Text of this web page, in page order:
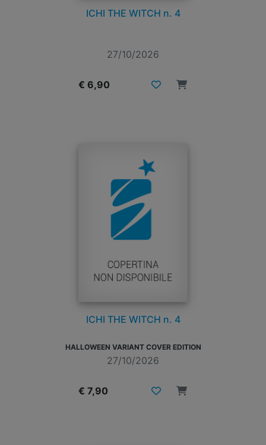
ICHI THE WITCH n. 4
27/10/2026
€ 6,90
ICHI THE WITCH n. 4
HALLOWEEN VARIANT COVER EDITION
27/10/2026
€ 7,90